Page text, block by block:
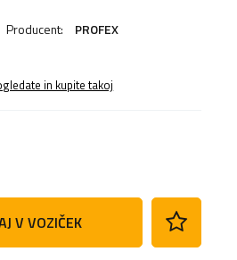
Producent: PROFEX
in kupite takoj
V VOZIČEK